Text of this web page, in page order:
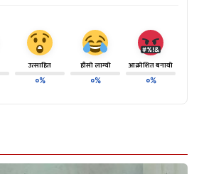
उत्साहित
०%
हाँसो लाग्यो
०%
आक्रोशित बनायो
०%